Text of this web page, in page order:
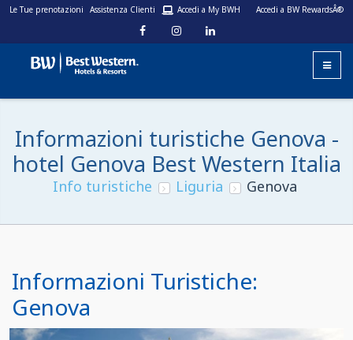
Le Tue prenotazioni Assistenza Clienti Accedi a My BWH Accedi a BW RewardsÂ®
Informazioni turistiche Genova -
hotel Genova Best Western Italia
Info turistiche Liguria Genova
Informazioni Turistiche:
Genova